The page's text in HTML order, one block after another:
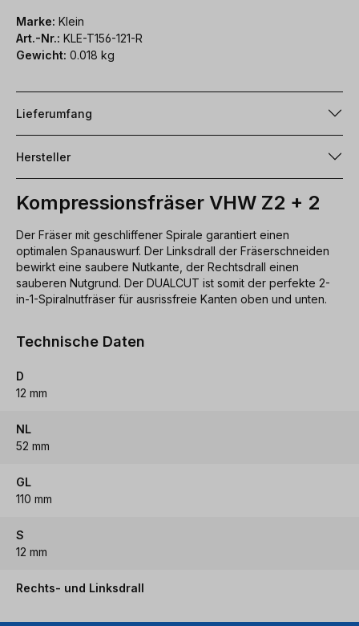
Marke: Klein
Art.-Nr.: KLE-T156-121-R
Gewicht: 0.018 kg
Lieferumfang
Hersteller
Kompressionsfräser VHW Z2 + 2
Der Fräser mit geschliffener Spirale garantiert einen
optimalen Spanauswurf. Der Linksdrall der Fräserschneiden
bewirkt eine saubere Nutkante, der Rechtsdrall einen
sauberen Nutgrund. Der DUALCUT ist somit der perfekte 2-
in-1-Spiralnutfräser für ausrissfreie Kanten oben und unten.
Technische Daten
D
12 mm
NL
52 mm
GL
110 mm
S
12 mm
Rechts- und Linksdrall